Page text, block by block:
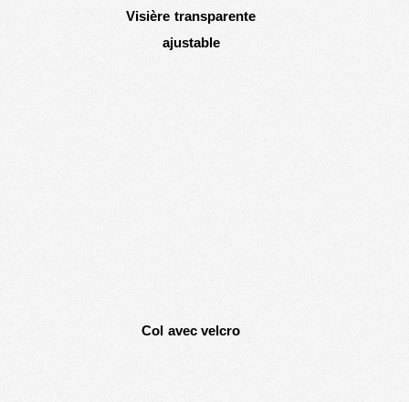
Visière transparente
ajustable
Col avec velcro